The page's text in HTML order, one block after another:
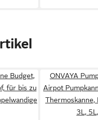
Budget,
für bis zu
ONVAYA
Airpot
Thermoskanne,
3L, 5L,